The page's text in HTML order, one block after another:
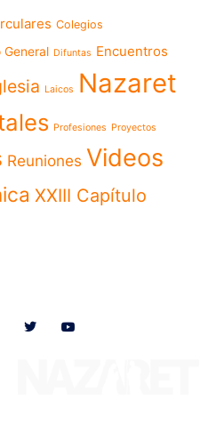
Colegios
General Difuntas Encuentros
Laicos
Nazaret
Profesiones Proyectos
Reuniones Videos
XXIII Capítulo